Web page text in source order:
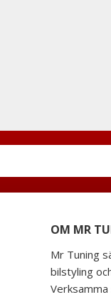
OM MR
Mr Tuning
bilstyling